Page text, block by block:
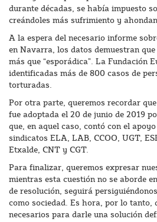
durante décadas, se había impuesto
creándoles más sufrimiento y
A la espera del necesario informe
en Navarra, los datos demuestran
más que “esporádica”. La Fundación
identificadas más de 800 casos de
torturadas.
Por otra parte, queremos recordar
fue adoptada el 20 de junio de 2019
que, en aquel caso, contó con el
sindicatos ELA, LAB, CCOO, UGT,
Etxalde, CNT y CGT.
Para finalizar, queremos expresar
mientras esta cuestión no se aborde
de resolución, seguirá
como sociedad. Es hora, por lo tanto,
necesarios para darle una solución